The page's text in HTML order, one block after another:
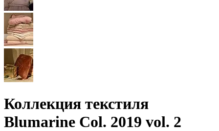
Коллекция текстиля
Blumarine Col. 2019 vol. 2